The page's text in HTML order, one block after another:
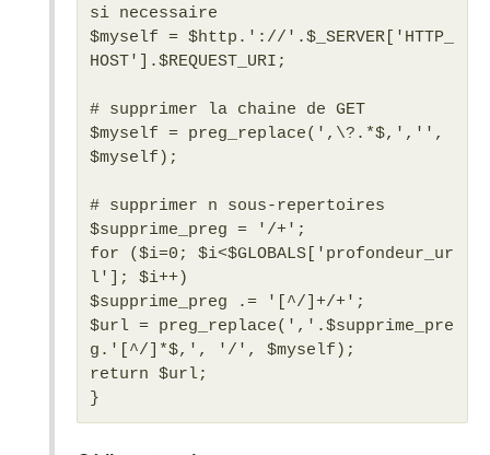
si necessaire
$myself = $http.'://'.$_SERVER['HTTP_
HOST'].$REQUEST_URI;
# supprimer la chaine de GET
$myself = preg_replace(',\?.*$,','',
$myself);
# supprimer n sous-repertoires
$supprime_preg = '/+';
for ($i=0; $i<$GLOBALS['profondeur_ur
l']; $i++)
$supprime_preg .= '[^/]+/+';
$url = preg_replace(','.$supprime_pre
g.'[^/]*$,', '/', $myself);
return $url;
}